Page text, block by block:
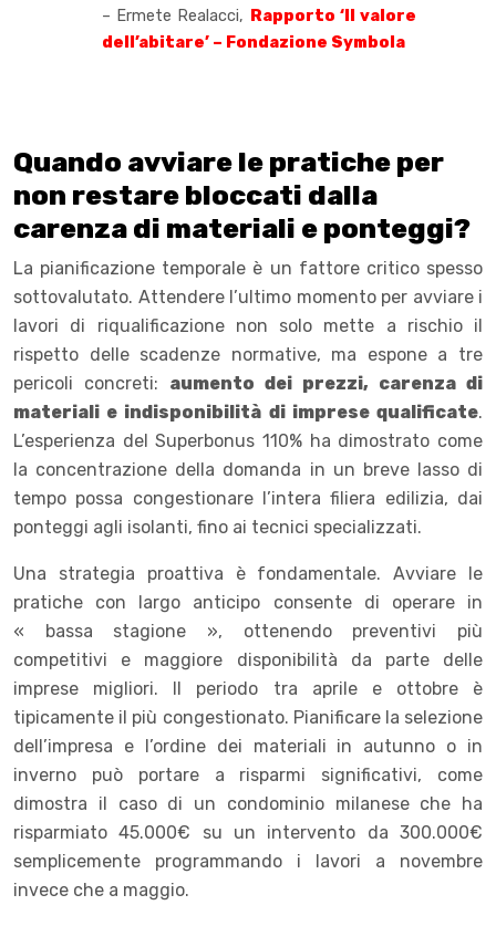
– Ermete Realacci,
Rapporto ‘Il valore
dell’abitare’ – Fondazione Symbola
Quando avviare le pratiche per
non restare bloccati dalla
carenza di materiali e ponteggi?
La pianificazione temporale è un fattore critico spesso
sottovalutato. Attendere l’ultimo momento per avviare i
lavori di riqualificazione non solo mette a rischio il
rispetto delle scadenze normative, ma espone a tre
pericoli concreti: aumento dei prezzi, carenza di
materiali e indisponibilità di imprese qualificate.
L’esperienza del Superbonus 110% ha dimostrato come
la concentrazione della domanda in un breve lasso di
tempo possa congestionare l’intera filiera edilizia, dai
ponteggi agli isolanti, fino ai tecnici specializzati.
Una strategia proattiva è fondamentale. Avviare le
pratiche con largo anticipo consente di operare in
« bassa stagione », ottenendo preventivi più
competitivi e maggiore disponibilità da parte delle
imprese migliori. Il periodo tra aprile e ottobre è
tipicamente il più congestionato. Pianificare la selezione
dell’impresa e l’ordine dei materiali in autunno o in
inverno può portare a risparmi significativi, come
dimostra il caso di un condominio milanese che ha
risparmiato 45.000€ su un intervento da 300.000€
semplicemente programmando i lavori a novembre
invece che a maggio.